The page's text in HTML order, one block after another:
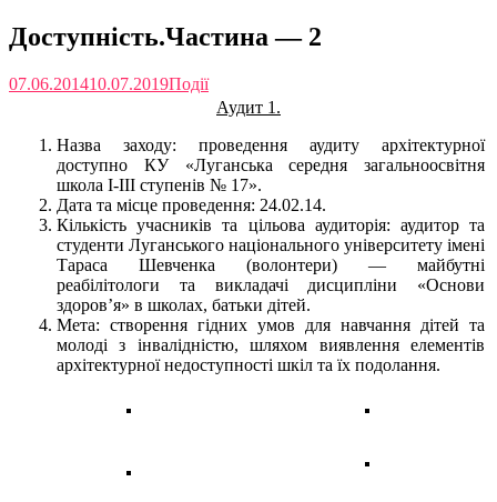
Доступність.Частина — 2
07.06.201410.07.2019Події
Аудит 1.
Назва заходу: проведення аудиту архітектурної
доступно КУ «Луганська середня загальноосвітня
школа І-ІІІ ступенів № 17».
Дата та місце проведення: 24.02.14.
Кількість учасників та цільова аудиторія: аудитор та
студенти Луганського національного університету імені
Тараса Шевченка (волонтери) — майбутні
реабілітологи та викладачі дисципліни «Основи
здоров’я» в школах, батьки дітей.
Мета: створення гідних умов для навчання дітей та
молоді з інвалідністю, шляхом виявлення елементів
архітектурної недоступності шкіл та їх подолання.